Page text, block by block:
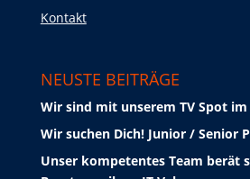
Kontakt
NEUSTE BEITRÄGE
Wir sind mit unserem TV Spot im
Wir suchen Dich! Junior / Senior
Unser kompetentes Team berät